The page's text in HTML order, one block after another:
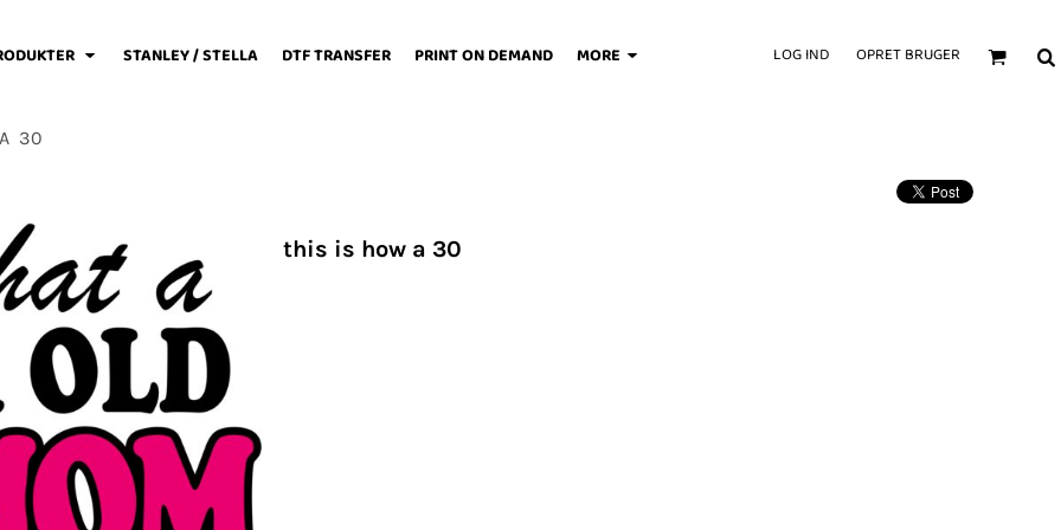
STANLEY / STELLA DTF TRANSFER PRINT ON DEMAND MORE LOG IND OPRET BRUGER
30
this is how a 30
Fodboldtøj Forklæder